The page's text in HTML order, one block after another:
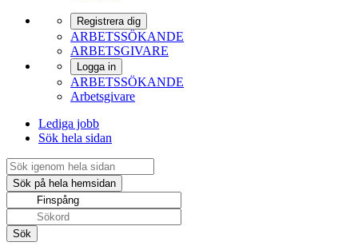
Registrera dig
ARBETSSÖKANDE
ARBETSGIVARE
Logga in
ARBETSSÖKANDE
Arbetsgivare
Lediga jobb
Sök hela sidan